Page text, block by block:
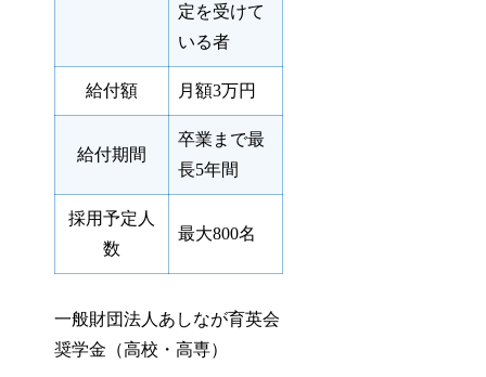
定を受けて
いる者
給付額 月額3万円
給付期間
卒業まで最
長5年間
採用予定人
数
最大800名
一般財団法人あしなが育英会
奨学金（高校・高専）